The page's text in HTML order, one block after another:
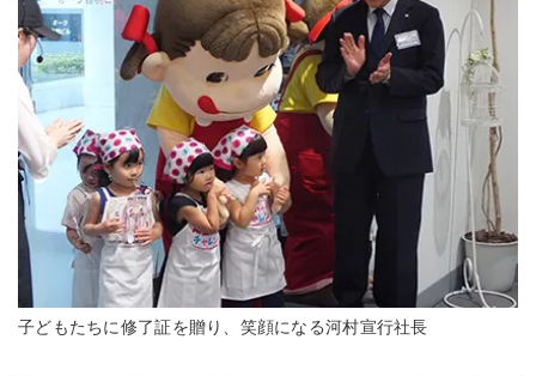
子どもたちに修了証を贈り、笑顔になる河村宣行社長